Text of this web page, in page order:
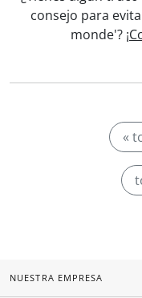
consejo para
monde'?
«
NUESTRA EMPRESA